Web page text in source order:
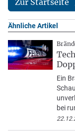
Zur Startseite
Ähnliche Artikel
Ein
bei